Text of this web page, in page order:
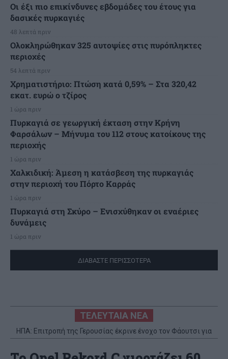
Οι έξι πιο επικίνδυνες εβδομάδες του έτους για
δασικές πυρκαγιές
48 λεπτά πριν
Ολοκληρώθηκαν 325 αυτοψίες στις πυρόπληκτες
περιοχές
54 λεπτά πριν
Χρηματιστήριο: Πτώση κατά 0,59% – Στα 320,42
εκατ. ευρώ ο τζίρος
1 ώρα πριν
Πυρκαγιά σε γεωργική έκταση στην Κρήνη
Φαρσάλων – Μήνυμα του 112 στους κατοίκους της
περιοχής
1 ώρα πριν
Χαλκιδική: Άμεση η κατάσβεση της πυρκαγιάς
στην περιοχή του Πόρτο Καρράς
1 ώρα πριν
Πυρκαγιά στη Σκύρο – Ενισχύθηκαν οι εναέριες
δυνάμεις
1 ώρα πριν
ΔΙΑΒΑΣΤΕ ΠΕΡΙΣΣΟΤΕΡΑ